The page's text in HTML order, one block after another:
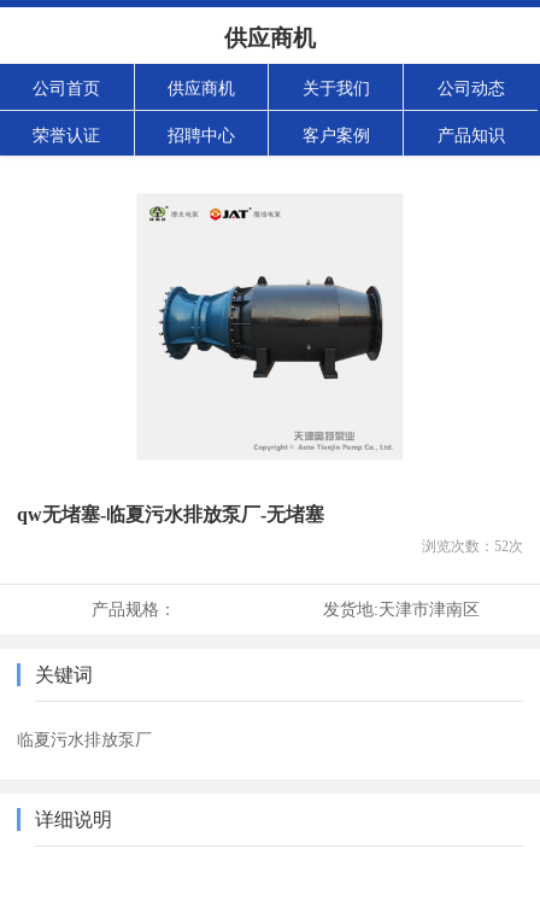
供应商机
公司首页 供应商机 关于我们 公司动态
荣誉认证 招聘中心 客户案例 产品知识
qw无堵塞-临夏污水排放泵厂-无堵塞
浏览次数： 52次
产品规格： 发货地:天津市津南区
关键词
临夏污水排放泵厂
详细说明